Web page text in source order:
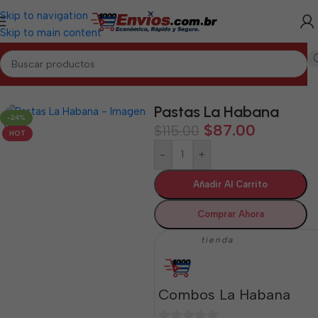
Skip to navigation
Skip to main content
Inicio/LA HABANA/Combos La Habana
-24%
HOT
Pastas La Habana
$115.00 $87.00
- +
Añadir Al Carrito
Comprar Ahora
tienda
Combos La Habana